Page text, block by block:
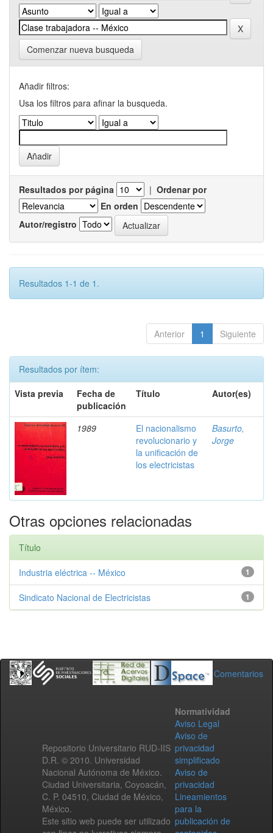
Comenzar nueva busqueda
Añadir filtros:
Usa los filtros para afinar la busqueda.
Resultados por página | Ordenar por
En orden
Autor/registro
Resultados 1-1 de 1.
Anterior 1 Siguiente
Resultados por ítem:
Vista previa
Fecha de
publicación
Título Autor(es)
1989
El nacionalismo
revolucionario y
la unificación de
los electricistas
Basurto,
Jorge
Otras opciones relacionadas
Título
1
Industria eléctrica -- México
1
Sindicato Nacional de Electricistas
Comentarios
Repositorio Universitario RUD-IIS
D.R. © 2010. Universidad
Nacional Autónoma de México.
Ciudad Universitaria, Coyoacán,
C. P. 04510, Ciudad de México,
México.
Este sitio web puede ser utilizado
Normatividad
Aviso Legal
Aviso de
privacidad
simplificado
Aviso de
privacidad
Lineamientos
para la
publicación de